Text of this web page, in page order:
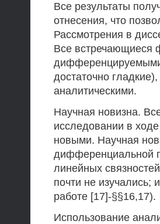
Все результаты
отнесения, что
Рассмотрения в
Все встречающиеся
дифференцируемыми
достаточно
аналитическими.
Научная новизна.
исследовании в
новыми. Научная
дифференциальной
линейных
почти не изучались;
работе [17]-§§16,17).
Использование